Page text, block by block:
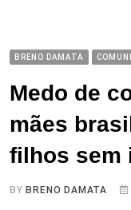
BRENO DAMATA
Medo de
mães
filhos sem
BYBRENO DAMATA